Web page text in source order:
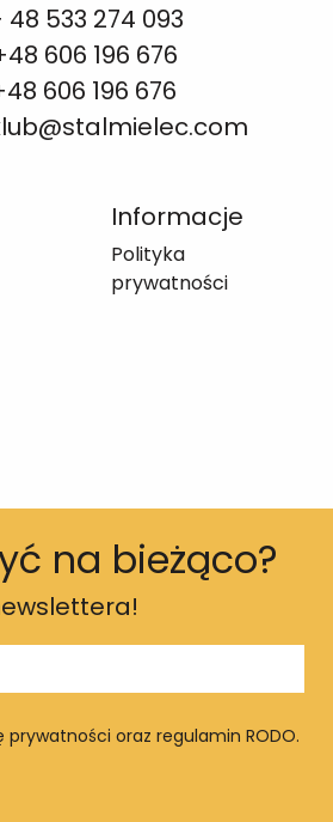
48 533 274 093
606 196 676
606 196 676
Informacje
Polityka
prywatności
na bieżąco?
oraz regulamin RODO.